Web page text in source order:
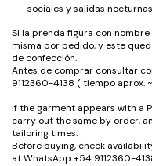
sociales y salidas
Si la prenda figura con nombre
misma por pedido, y este
de confección.
Antes de comprar consultar
9112360-4138 ( tiempo aprox.
If the garment appears with a
carry out the same by order,
tailoring times.
Before buying, check
at WhatsApp +54 9112360-